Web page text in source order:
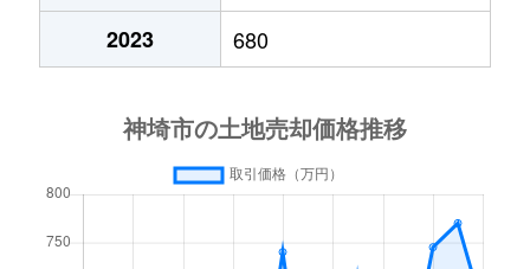
2023
680